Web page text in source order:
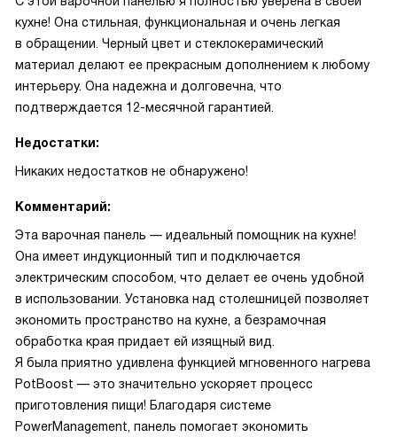
кухне! Она стильная, функциональная и очень легкая
в обращении. Черный цвет и стеклокерамический
материал делают ее прекрасным дополнением к любому
интерьеру. Она надежна и долговечна, что
подтверждается 12-месячной гарантией.
Недостатки:
Никаких недостатков не обнаружено!
Комментарий:
Эта варочная панель — идеальный помощник на кухне!
Она имеет индукционный тип и подключается
электрическим способом, что делает ее очень удобной
в использовании. Установка над столешницей позволяет
экономить пространство на кухне, а безрамочная
обработка края придает ей изящный вид.
Я была приятно удивлена функцией мгновенного нагрева
PotBoost — это значительно ускоряет процесс
приготовления пищи! Благодаря системе
PowerManagement, панель помогает экономить